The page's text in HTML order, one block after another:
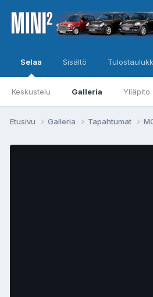
Selaa
Keskustelu Galleria Ylläpito
Sisältö
Etusivu Galleria Tapahtumat